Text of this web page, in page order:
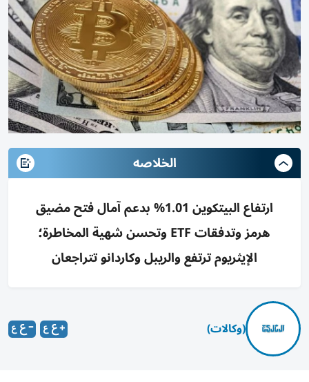
الخلاصه
ارتفاع البيتكوين 1.01% بدعم آمال فتح مضيق
هرمز وتدفقات ETF وتحسن شهية المخاطرة؛
الإيثريوم ترتفع والريبل وكاردانو تتراجعان
(وكالات)